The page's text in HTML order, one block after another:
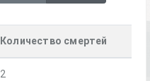
Количество смертей
2